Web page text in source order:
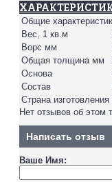
Общие
Вес, 1 кв.м
Ворс мм
Общая толщина мм
Основа
Состав
Страна изготовления
Нет отзывов об этом
Написать отзыв
Ваше Имя: